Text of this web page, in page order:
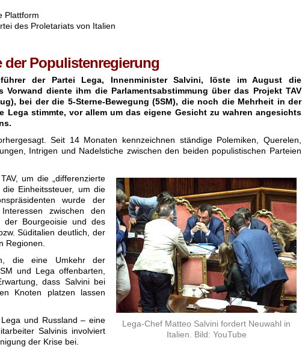
Plattform
des Proletariats von Italien
der Populistenregierung
der Partei Lega, Innenminister Salvini, löste im August die
Vorwand diente ihm die Parlamentsabstimmung über das Projekt TAV
bei der die 5-Sterne-Bewegung (5SM), die noch die Mehrheit in der
Lega stimmte, vor allem um das eigene Gesicht zu wahren angesichts
Seit 14 Monaten kennzeichnen ständige Polemiken, Querelen,
Intrigen und Nadelstiche zwischen den beiden populistischen Parteien
Lega-Chef Matteo Salvini fordert Neuwahl in
Italien. Bild: YouTube
um die „differenzierte
die Einheitssteuer, um die
wurde der
zwischen den
der Bourgeoisie und des
Süditalien deutlich, der
Regionen.
die eine Umkehr der
und Lega offenbarten,
dass Salvini bei
Knoten platzen lassen
Lega und Russland – eine
Salvinis involviert
der Krise bei.